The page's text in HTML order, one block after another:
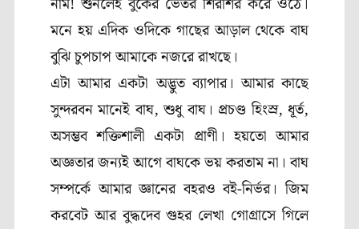
নাম! শুনলেই বুকের ভেতর শিরশির করে ওঠে।
মনে হয় এদিক ওদিকে গাছের আড়াল থেকে বাঘ
বুঝি চুপচাপ আমাকে নজরে রাখছে।
এটা আমার একটা অদ্ভুত ব্যাপার। আমার কাছে
সুন্দরবন মানেই বাঘ,শুধু বাঘ। প্রচণ্ড হিংস্র,ধূর্ত,
অসম্ভব শক্তিশালী একটা প্রাণী। হয়তো আমার
অজ্ঞতার জন্যই আগে বাঘকে ভয় করতাম না। বাঘ
সম্পর্কে আমার জ্ঞানের বহরও বই-নির্ভর। জিম
করবেট আর বুদ্ধদেব গুহর লেখা গোগ্রাসে গিলে